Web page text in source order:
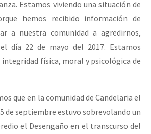
Estamos viviendo una situación de
hemos recibido información de
a nuestra comunidad a agredirnos,
día 22 de mayo del 2017. Estamos
física, moral y psicológica de
que en la comunidad de Candelaria el
de septiembre estuvo sobrevolando un
el Desengaño en el transcurso del